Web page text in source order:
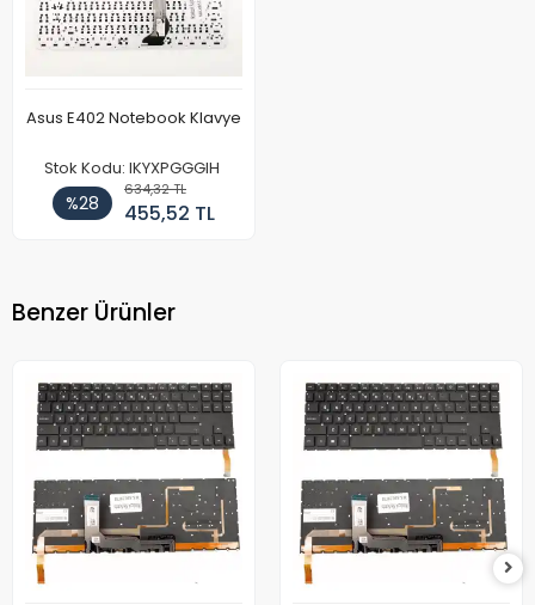
Asus E402 Notebook Klavye
Stok Kodu: IKYXPGGGIH
%28
634,32 TL
455,52 TL
Benzer Ürünler